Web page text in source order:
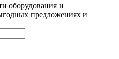
оборудования и
предложениях и